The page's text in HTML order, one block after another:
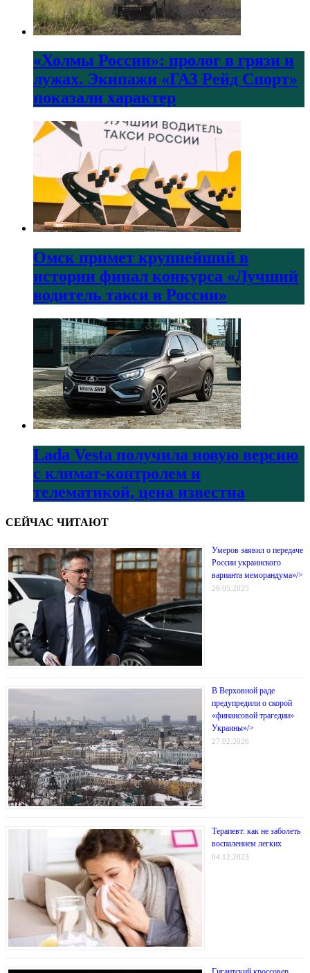
«Холмы России»: пролог в грязи и
лужах. Экипажи «ГАЗ Рейд Спорт»
показали характер
Омск примет крупнейший в
истории финал конкурса «Лучший
водитель такси в России»
Lada Vesta получила новую версию
с климат-контролем и
телематикой, цена известна
СЕЙЧАС ЧИТАЮТ
Умеров заявил о передаче
России украинского
варианта меморандума»/>
29.05.2025
В Верховной раде
предупредили о скорой
«финансовой трагедии»
Украины»/>
27.02.2026
Терапевт: как не заболеть
воспалением легких
04.12.2023